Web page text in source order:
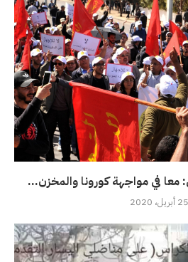
معا في مواجهة كورونا والمخزن...
25 أبريل، 2020